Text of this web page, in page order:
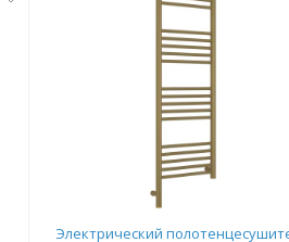
Электрический